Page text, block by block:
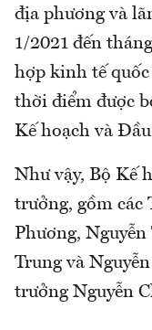
địa phương và
1/2021 đến
hợp kinh tế
thời điểm được
Kế hoạch và
Như vậy, Bộ Kế
trưởng, gồm các
Phương,
Trung và
trưởng Nguyễn